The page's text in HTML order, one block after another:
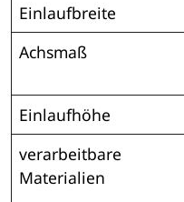
Einlaufbreite
Achsmaß
Einlaufhöhe
verarbeitbare
Materialien